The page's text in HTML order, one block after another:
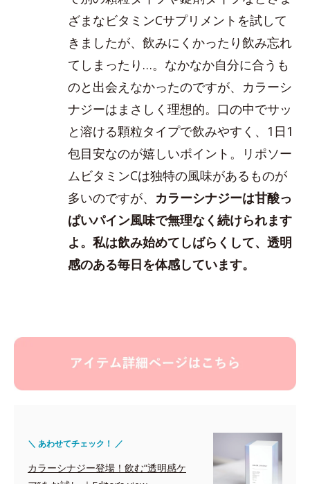
ざまなビタミンCサプリメントを試して
きましたが、飲みにくかったり飲み忘れ
てしまったり…。なかなか自分に合うも
のと出会えなかったのですが、カラーシ
ナジーはまさしく理想的。口の中でサッ
と溶ける顆粒タイプで飲みやすく、1日1
包目安なのが嬉しいポイント。リポソー
ムビタミンCは独特の風味があるものが
多いのですが、 カラーシナジーは甘酸っ
ぱいパイン風味で無理なく続けられます
よ。私は飲み始めてしばらくして、透明
感のある毎日を体感しています。
＼ あわせてチェック！ ／
カラーシナジー登場！飲む“透明感ケ